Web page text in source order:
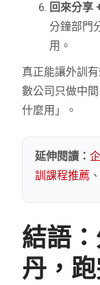
回來分享
分鐘部門
用。
真正能讓外訓
數公司只做中
什麼用」。
延伸閱讀：
訓課程推薦
結語
丹，